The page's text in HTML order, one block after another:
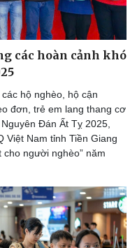
các hoàn cảnh khó
hộ nghèo, hộ cận
đơn, trẻ em lang thang cơ
Đán Ất Tỵ 2025,
Việt Nam tỉnh Tiền Giang
người nghèo” năm